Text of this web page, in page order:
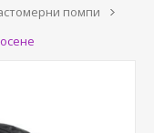
помпи